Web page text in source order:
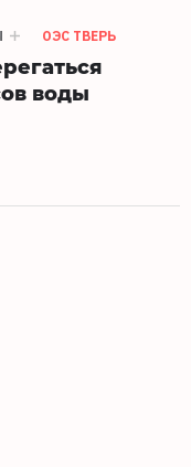
ОЭС ТВЕРЬ
воды